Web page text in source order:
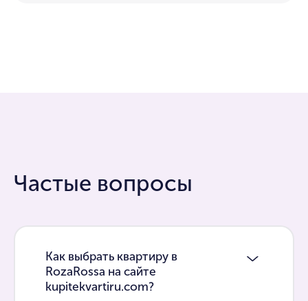
Частые вопросы
Как выбрать квартиру в
RozaRossa на сайте
kupitekvartiru.com?